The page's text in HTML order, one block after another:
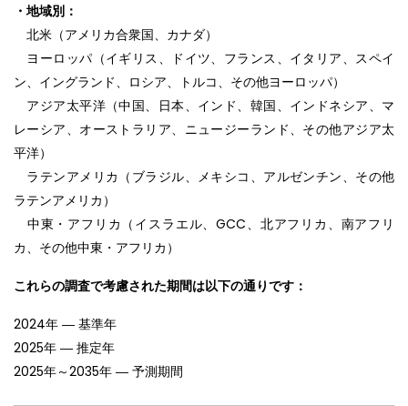
・地域別：
北米（アメリカ合衆国、カナダ）
ヨーロッパ（イギリス、ドイツ、フランス、イタリア、スペイ
ン、イングランド、ロシア、トルコ、その他ヨーロッパ）
アジア太平洋（中国、日本、インド、韓国、インドネシア、マ
レーシア、オーストラリア、ニュージーランド、その他アジア太
平洋）
ラテンアメリカ（ブラジル、メキシコ、アルゼンチン、その他
ラテンアメリカ）
中東・アフリカ（イスラエル、GCC、北アフリカ、南アフリ
カ、その他中東・アフリカ）
これらの調査で考慮された期間は以下の通りです：
2024年 ― 基準年
2025年 ― 推定年
2025年～2035年 ― 予測期間